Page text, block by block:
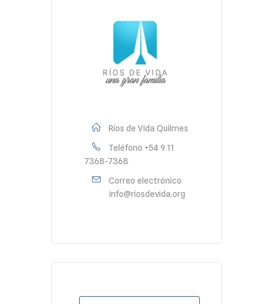
Ríos de Vida Quilmes
Teléfono +54 9 11
7368-7368
Correo electrónico
info@riosdevida.org